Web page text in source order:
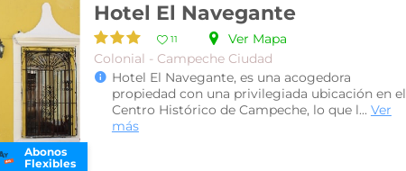
Abonos
Flexibles
Hotel El Navegante
11
Ver Mapa
Colonial - Campeche Ciudad
Hotel El Navegante, es una acogedora
propiedad con una privilegiada ubicación en el
Centro Histórico de Campeche, lo que l... Ver
más